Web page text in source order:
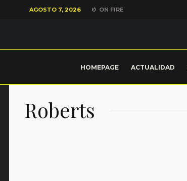
AGOSTO 7, 2026 ON FIRE
HOMEPAGE ACTUALIDAD
Roberts